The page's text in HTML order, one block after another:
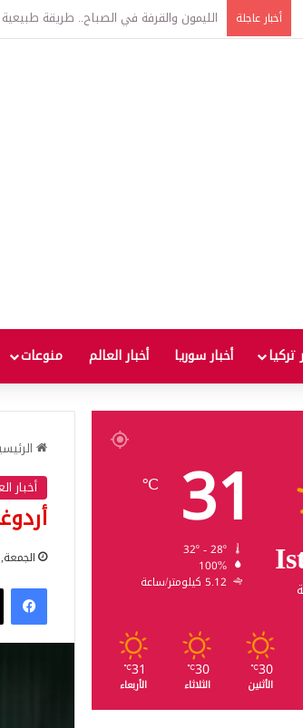
أخبار عاجلة تفاصيل جديدة بعد توقيع اتفاقية الدفاع
تركيا أخبار سوريا أخبار العالم منوعات
أخبار
الجمعة, 3 نوفمبر, 2023 31
℃
100%
5.12 كيلومتر/ساعة
30
℃
الأثنين
30
℃
الثلاثاء
31
℃
الأربعاء